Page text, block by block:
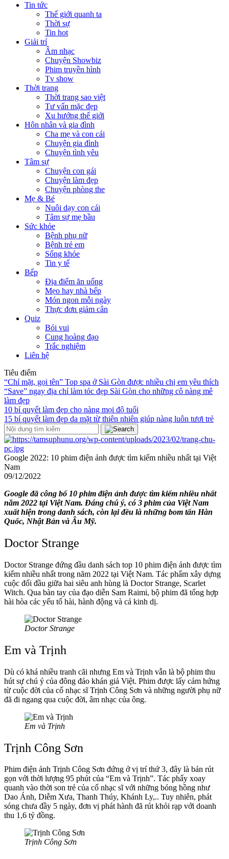
Tin tức
Thế giới quanh ta
Thời sự
Tin hot
Giải trí
Âm nhạc
Chuyện Showbiz
Phim truyền hình
Tv show
Thời trang
Thời trang sao việt
Tư vấn mặc đẹp
Xu hướng thế giới
Hôn nhân và gia đình
Cha mẹ và con cái
Chuyện gia đình
Chuyện tình yêu
Tâm sự
Chuyện con gái
Chuyện làm đẹp
Chuyện phòng the
Mẹ & Bé
Nuôi dạy con cái
Tâm sự mẹ bầu
Sức khỏe
Bệnh phụ nữ
Bệnh trẻ em
Sống khỏe
Tin y tế
Bếp
Địa điểm ăn uống
Mẹo hay nhà bếp
Món ngon mỗi ngày
Thực đơn giảm cân
Quiz
Bói vui
Cung hoàng đạo
Trắc nghiệm
Liên hệ
Tiêu điểm
“Chỉ mặt, gọi tên” Top spa ở Sài Gòn được nhiều chị em yêu thích
“Save” ngay địa chỉ làm tóc đẹp Sài Gòn cho những cô nàng mê
làm đẹp
10 bí quyết làm đẹp cho nàng mọi độ tuổi
15 bí quyết làm đẹp da mặt từ thiên nhiên giúp nàng luôn tươi trẻ
Google 2022: 10 phim điện ảnh được tìm kiếm nhiều nhất tại Việt
Nam
09/12/2022
Google đã công bố 10 phim điện ảnh được tìm kiếm nhiều nhất
năm 2022 tại Việt Nam. Đáng chú ý, có 3 phim của Việt Nam
xuất hiện trong danh sách, còn lại đều là những bom tấn Hàn
Quốc, Nhật Bản và Âu Mỹ.
Doctor Strange
Doctor Strange đứng đầu danh sách top 10 phim điện ảnh được tìm
kiếm nhiều nhất trong năm 2022 tại Việt Nam. Tác phẩm xây dựng
cuộc đối đầu giữa hai siêu anh hùng là Doctor Strange, Scarlet
Witch. Qua bàn tay của đạo diễn Sam Raimi, bộ phim đã tổng hợp
hài hòa các yếu tố hài, hành động và cả kinh dị.
Doctor Strange
Em và Trịnh
Dù có khá nhiều tranh cãi nhưng Em và Trịnh vẫn là bộ phim thu
hút sự chú ý của đông đảo khán giả Việt. Phim được lấy cảm hứng
từ cuộc đời của cố nhạc sĩ Trịnh Công Sơn và những người phụ nữ
đã đi ngang qua cuộc đời, âm nhạc của ông.
Em và Trịnh
Trịnh Công Sơn
Phim điện ảnh Trịnh Công Sơn đứng ở vị trí thứ 3, đây là bản rút
gọn với thời lượng 95 phút của “Em và Trịnh”. Tác phẩy xoay
quanh vào thời son trẻ của cố nhạc sĩ với những bóng hồng như
Dao Ánh, Diễm Xưa, Thanh Thúy, Khánh Ly,.. Tuy nhiên, phát
sóng chưa đầy 5 ngày, đơn vị phát hành đã rút khỏi rạp với doanh
thu 1,6 tỷ đồng.
Trịnh Công Sơn